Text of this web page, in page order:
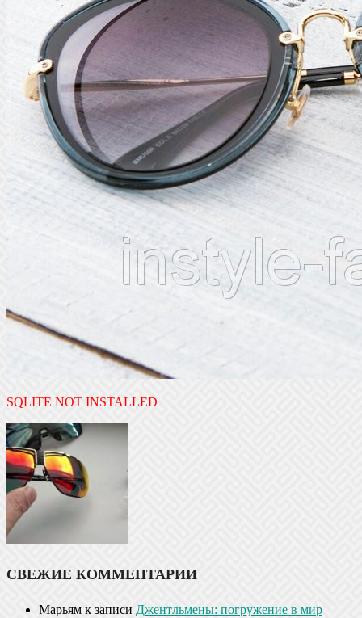
SQLITE NOT INSTALLED
СВЕЖИЕ КОММЕНТАРИИ
Марьям к записи Джентльмены: погружение в мир